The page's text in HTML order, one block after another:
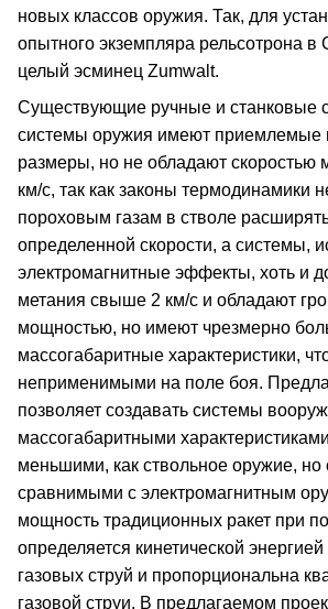
новых классов оружия. Так, для
опытного экземпляра рельсотрона
целый эсминец Zumwalt.
Существующие ручные и станковые
системы оружия имеют приемлемые
размеры, но не обладают скоростью
км/с, так как законы термодинамики
пороховым газам в стволе
определенной скорости, а системы,
электромагнитные эффекты, хоть и
метания свыше 2 км/с и обладают
мощностью, но имеют чрезмерно
массогабаритные характеристики,
неприменимыми на поле боя.
позволяет создавать системы
массогабаритными
меньшими, как ствольное оружие,
сравнимыми с электромагнитным
мощность традиционных ракет при
определяется кинетической
газовых струй и пропорциональна
газовой струи. В предлагаемом